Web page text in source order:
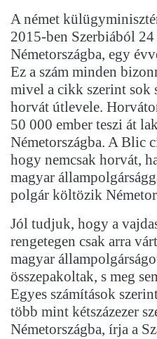
A német
2015-ben Szerbiából
Németországba, egy
Ez a szám minden
mivel a cikk szerint sok
horvát útlevele.
50 000 ember teszi át
Németországba. A Blic
hogy nemcsak horvát,
magyar
polgár költözik
Jól tudjuk, hogy a
rengetegen csak arra
magyar
összepakoltak, s meg
Egyes számítások
több mint kétszázezer
Németországba, írja a